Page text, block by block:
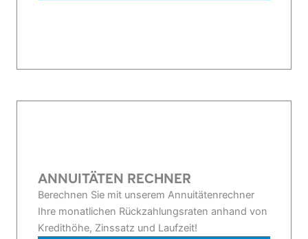
ANNUITÄTEN RECHNER
Berechnen Sie mit unserem Annuitätenrechner
Ihre monatlichen Rückzahlungsraten anhand von
Kredithöhe, Zinssatz und Laufzeit!